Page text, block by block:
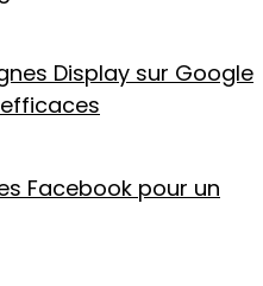
Display sur Google
Facebook pour un